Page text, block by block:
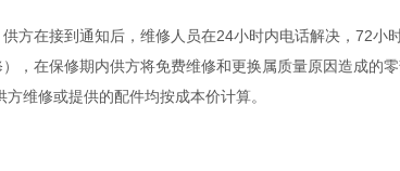
方在接到通知后，维修人员在24小时内电话解决，72小
，在保修期内供方将免费维修和更换属质量原因造成的
维修或提供的配件均按成本价计算。